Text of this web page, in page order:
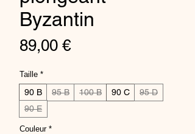
Byzantin
89,00 €Preis
Taille *
90 B 95 B 100 B 90 C
95 D
90 E
Couleur *